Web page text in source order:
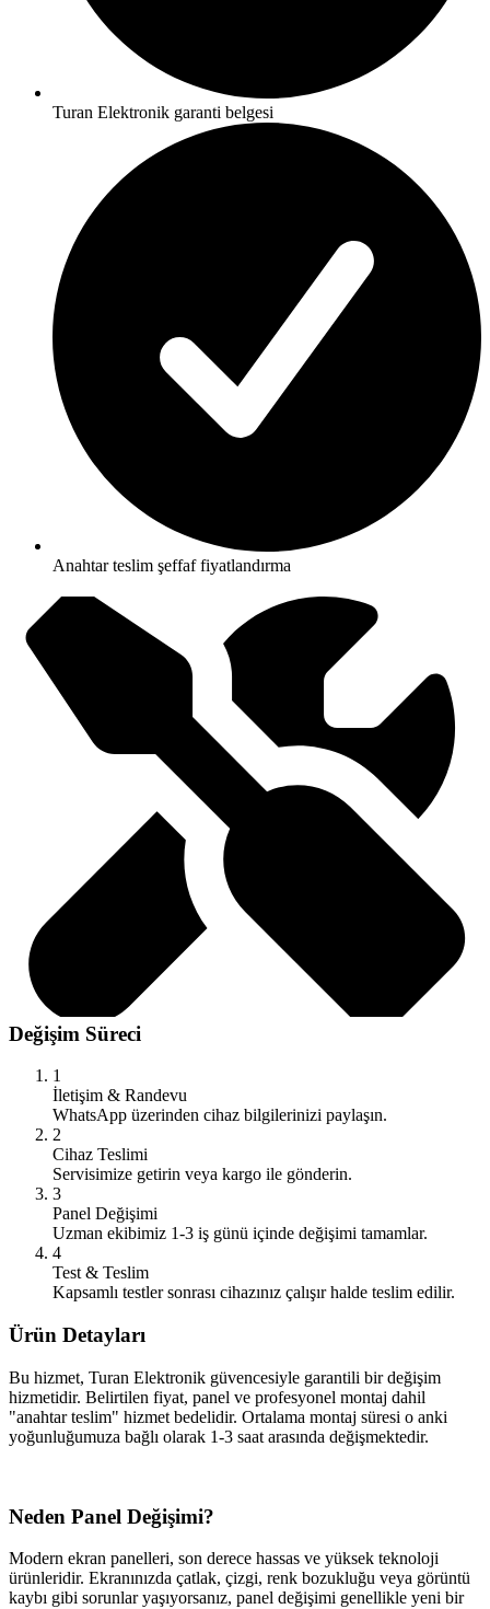
Turan Elektronik garanti belgesi
Anahtar teslim şeffaf fiyatlandırma
Değişim Süreci
1
İletişim & Randevu
WhatsApp üzerinden cihaz bilgilerinizi paylaşın.
2
Cihaz Teslimi
Servisimize getirin veya kargo ile gönderin.
3
Panel Değişimi
Uzman ekibimiz 1-3 iş günü içinde değişimi tamamlar.
4
Test & Teslim
Kapsamlı testler sonrası cihazınız çalışır halde teslim edilir.
Ürün Detayları
Bu hizmet, Turan Elektronik güvencesiyle garantili bir değişim
hizmetidir. Belirtilen fiyat, panel ve profesyonel montaj dahil
"anahtar teslim" hizmet bedelidir. Ortalama montaj süresi o anki
yoğunluğumuza bağlı olarak 1-3 saat arasında değişmektedir.
Neden Panel Değişimi?
Modern ekran panelleri, son derece hassas ve yüksek teknoloji
ürünleridir. Ekranınızda çatlak, çizgi, renk bozukluğu veya görüntü
kaybı gibi sorunlar yaşıyorsanız, panel değişimi genellikle yeni bir